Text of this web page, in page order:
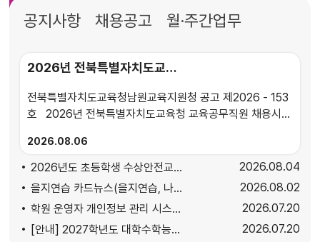
공지사항 채용공고 월·주간업무
2026년 전북특별자치도교육청 교육공무직원 채용시험 채용후보자 2차 등록 공고
전북특별자치도교육청남원교육지원청 공고 제2026 - 153
호 2026년 전북특별자치도교육청 교육공무직원 채용시험
청 교육공무직원 채용시험의 최종합격자에 대한 신규채용
후보자 등록을 다음과 같이 공고합니다. 1. 등록대상: 특수
(화) 9:00 ~ 8. 12.(수) 17:30, 점심시간 제외 3. 제출장소:
남원교육지원청 행정지원과 학교행정담당 4. 등록방법: 제
출서류 및 준비물을 지참하여 본인이 직접 방문 등록 ※ 본인
2026 08.06
2026년도 초등학생 수상안전교육 수영실기강사 대체인력 모집 공고 2026 08.04
을지연습 카드뉴스(을지연습, 나만 몰랐어?) 배포 및 안보퀴즈 운영 안내
2026 08.02
학원 운영자 개인정보 관리 시스템 개선 및 정보 제공 동의 절차 안내
2026 07.20
[안내] 2027학년도 대학수학능력시험 원서접수 절차(시험지구 교육지원청 접수자)
2026 07.20